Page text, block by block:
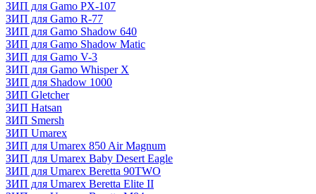
ЗИП для Gamo PX-107
ЗИП для Gamo R-77
ЗИП для Gamo Shadow 640
ЗИП для Gamo Shadow Matic
ЗИП для Gamo V-3
ЗИП для Gamo Whisper X
ЗИП для Shadow 1000
ЗИП Gletcher
ЗИП Hatsan
ЗИП Smersh
ЗИП Umarex
ЗИП для Umarex 850 Air Magnum
ЗИП для Umarex Baby Desert Eagle
ЗИП для Umarex Beretta 90TWO
ЗИП для Umarex Beretta Elite II